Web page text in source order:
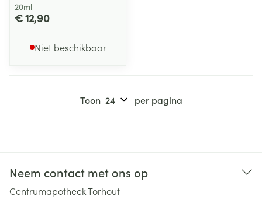
20ml
€ 12,90
Niet beschikbaar
Toon per pagina
Neem contact met ons op
Centrumapotheek Torhout